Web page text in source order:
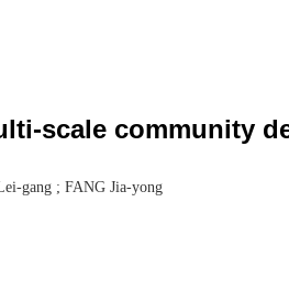
scale community
gang ; FANG Jia-yong